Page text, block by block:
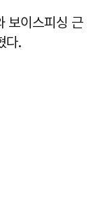
보이스피싱 근
다.